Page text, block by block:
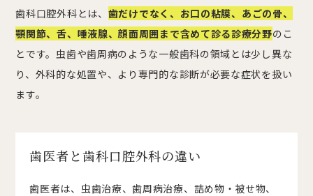
歯科口腔外科とは、 歯だけでなく、お口の粘膜、あごの骨、
顎関節、舌、唾液腺、顔面周囲まで含めて診る診療分野のこ
とです。虫歯や歯周病のような一般歯科の領域とは少し異な
り、外科的な処置や、より専門的な診断が必要な症状を扱い
ます。
歯医者と歯科口腔外科の違い
歯医者は、虫歯治療、歯周病治療、詰め物・被せ物、